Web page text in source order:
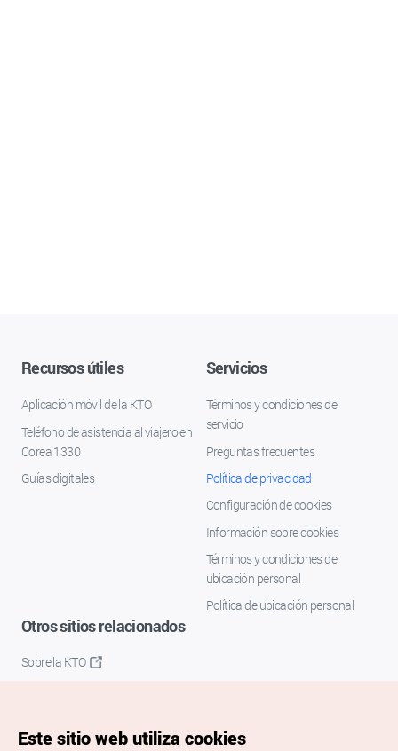
Recursos útiles
Aplicación móvil de la KTO
Teléfono de asistencia al viajero en
Corea 1330
Guías digitales
Servicios
Términos y condiciones del
servicio
Preguntas frecuentes
Política de privacidad
Configuración de cookies
Información sobre cookies
Términos y condiciones de
ubicación personal
Política de ubicación personal
Otros sitios relacionados
Sobre la KTO
Este sitio web utiliza cookies